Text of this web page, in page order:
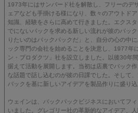
1973年にはサンバード社を解散し、フリーのデ
ェアなども手掛ける様になり、数々のアウトド
知識、経験をさらに高めて行きました。エクス
でにないパックを求める新しい流れが彼のパッ
りたいのはバックパックだ」と、自分の心の中
ック専門の会社を始めることを決意し、1977年
ン・プロダクツ」社を設立しました。以後30年
据えて活動を展開します。当初は店裏でパック
な話題で話し込むのが彼の日課でした。そして
バックを基に新しいアイデアを製品作りに盛り込
ウェインは、バックパックビジネスにおいてフ
いました。グレゴリー社の革新的なアイデア、